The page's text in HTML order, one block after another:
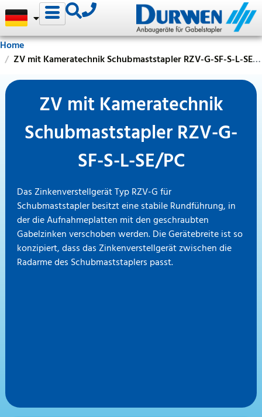
Home
ZV mit Kameratechnik Schubmaststapler RZV-G-SF-S-L-SE/PC
ZV mit Kameratechnik
Schubmaststapler RZV-G-
SF-S-L-SE/PC
Das Zinkenverstellgerät Typ RZV-G für
Schubmaststapler besitzt eine stabile Rundführung, in
der die Aufnahmeplatten mit den geschraubten
Gabelzinken verschoben werden. Die Gerätebreite ist so
konzipiert, dass das Zinkenverstellgerät zwischen die
Radarme des Schubmaststaplers passt.